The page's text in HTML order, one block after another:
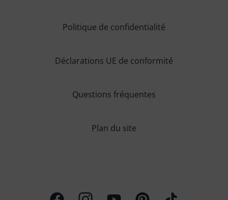
Politique de confidentialité
Déclarations UE de conformité
Questions fréquentes
Plan du site